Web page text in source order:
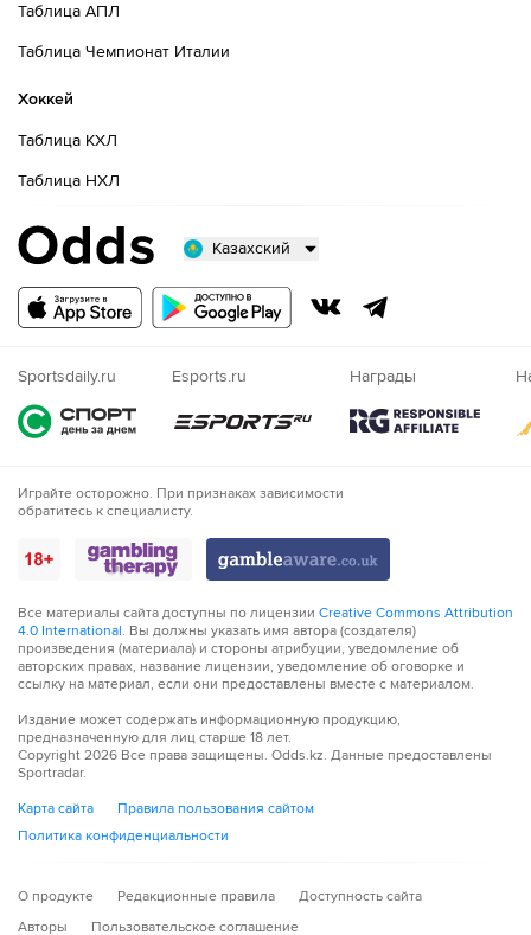
Таблица АПЛ
Таблица Чемпионат Италии
Хоккей
Таблица КХЛ
Таблица НХЛ
Казахский
Русский
Nigeria
Sportsdaily.ru Esports.ru Награды
Играйте осторожно. При признаках зависимости
обратитесь к специалисту.
Все материалы сайта доступны по лицензии Creative Commons Attribution
4.0 International. Вы должны указать имя автора (создателя)
произведения (материала) и стороны атрибуции, уведомление об
авторских правах, название лицензии, уведомление об оговорке и
ссылку на материал, если они предоставлены вместе с материалом.
Издание может содержать информационную продукцию,
предназначенную для лиц старше 18 лет.
Copyright 2026 Все права защищены. Odds.kz. Данные предоставлены
Sportradar.
Карта сайта
Правила пользования сайтом
Политика конфиденциальности
О продукте Редакционные правила
Доступность сайта
Авторы
Пользовательское соглашение